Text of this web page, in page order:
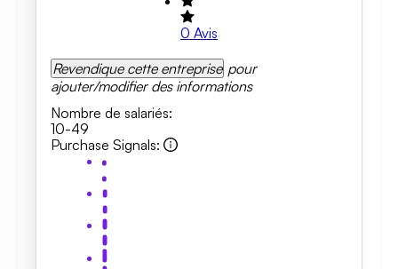
0 Avis
Revendique cette entreprise pour
ajouter/modifier des informations
Nombre de salariés:
10-49
Purchase Signals: